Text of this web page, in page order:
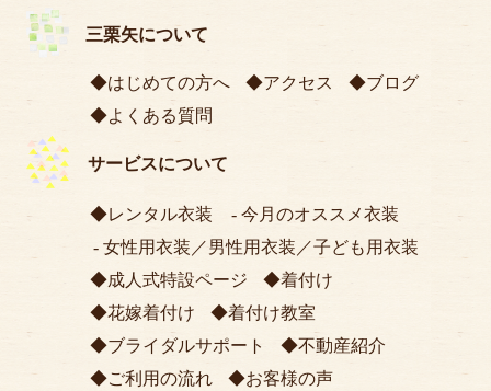
三栗矢について
はじめての方へ アクセス
ブログ
よくある質問
サービスについて
レンタル衣装
今月のオススメ衣装
女性用衣装 ／男性用衣装 ／子ども用衣装
成人式特設ページ
着付け
花嫁着付け
着付け教室
ブライダルサポート
不動産紹介
ご利用の流れ
お客様の声